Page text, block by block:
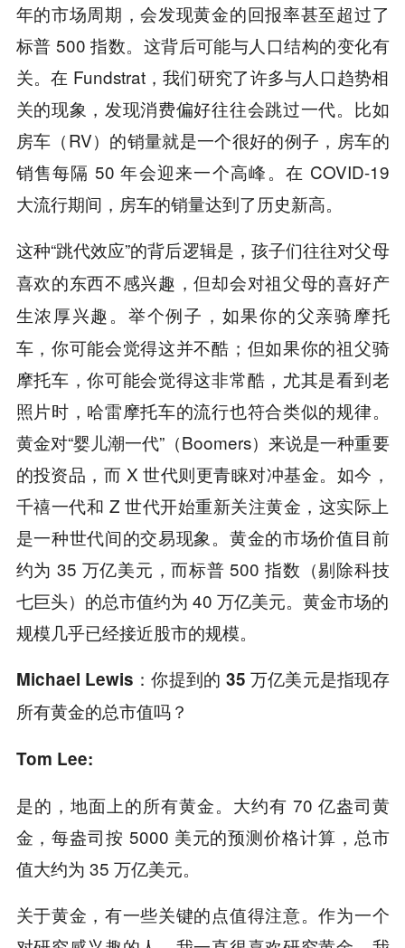
年的市场周期，会发现黄金的回报率甚至超过了
标普 500 指数。这背后可能与人口结构的变化有
关。在 Fundstrat，我们研究了许多与人口趋势相
关的现象，发现消费偏好往往会跳过一代。比如
房车（RV）的销量就是一个很好的例子，房车的
销售每隔 50 年会迎来一个高峰。在 COVID-19
大流行期间，房车的销量达到了历史新高。
这种“跳代效应”的背后逻辑是， 孩子们往往对父母
喜欢的东西不感兴趣，但却会对祖父母的喜好产
生浓厚兴趣。 举个例子，如果你的父亲骑摩托
车，你可能会觉得这并不酷；但如果你的祖父骑
摩托车，你可能会觉得这非常酷，尤其是看到老
照片时，哈雷摩托车的流行也符合类似的规律。
黄金对“婴儿潮一代”（Boomers）来说是一种重要
的投资品，而 X 世代则更青睐对冲基金。如今，
千禧一代和 Z 世代开始重新关注黄金，这实际上
是一种世代间的交易现象。黄金的市场价值目前
约为 35 万亿美元，而标普 500 指数（剔除科技
七巨头）的总市值约为 40 万亿美元。黄金市场的
规模几乎已经接近股市的规模。
Michael Lewis：你提到的 35 万亿美元是指现存
所有黄金的总市值吗？
Tom Lee:
是的，地面上的所有黄金。大约有 70 亿盎司黄
金，每盎司按 5000 美元的预测价格计算，总市
值大约为 35 万亿美元。
关于黄金，有一些关键的点值得注意。作为一个